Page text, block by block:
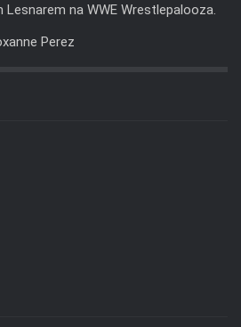
na WWE Wrestlepalooza.
Perez